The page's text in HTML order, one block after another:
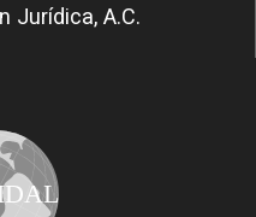
Jurídica, A.C.